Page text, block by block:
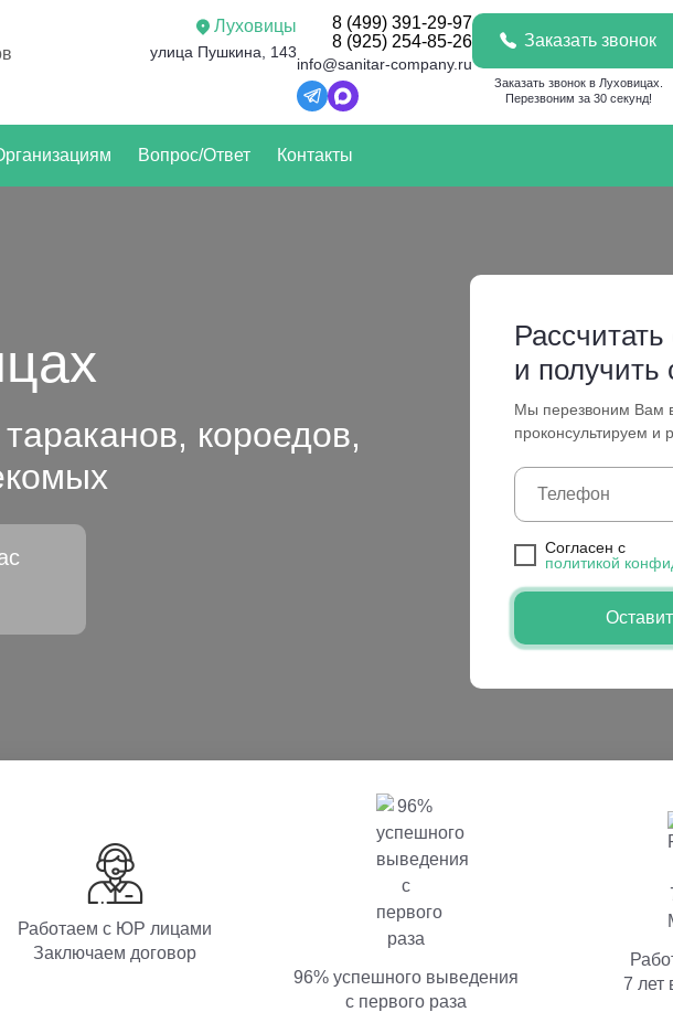
Луховицы
улица Пушкина, 143
8 (499) 391-29-97
8 (925) 254-85-26
info@sanitar-company.ru
Заказать звонок
Заказать звонок в Луховицах.
Перезвоним за 30 секунд!
Вопрос/Ответ Контакты
короедов,
и получить
Мы перезвоним Вам
проконсультируем и
Cогласен с
политикой
Работаем с ЮР лицами
Заключаем договор
96% успешного выведения
с первого раза
7 лет